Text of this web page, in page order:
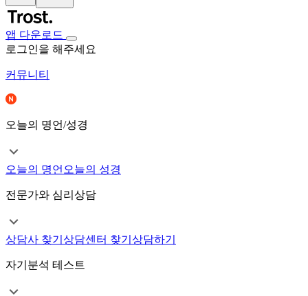
앱 다운로드
로그인을 해주세요
커뮤니티
오늘의 명언/성경
오늘의 명언 오늘의 성경
전문가와 심리상담
상담사 찾기 상담센터 찾기 상담하기
자기분석 테스트